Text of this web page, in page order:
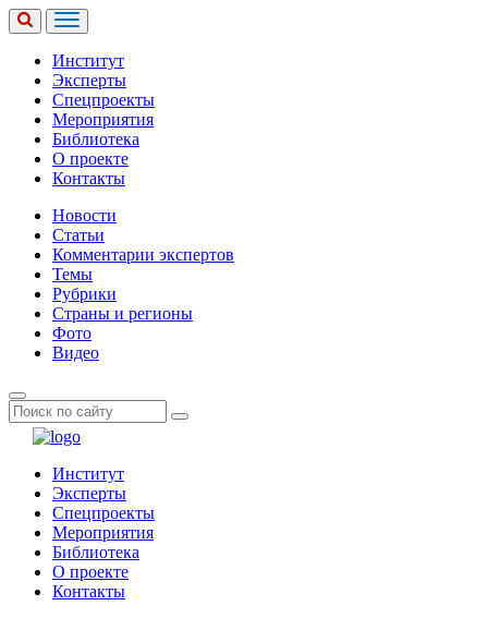
Институт
Эксперты
Спецпроекты
Мероприятия
Библиотека
О проекте
Контакты
Новости
Статьи
Комментарии экспертов
Темы
Рубрики
Страны и регионы
Фото
Видео
Институт
Эксперты
Спецпроекты
Мероприятия
Библиотека
О проекте
Контакты